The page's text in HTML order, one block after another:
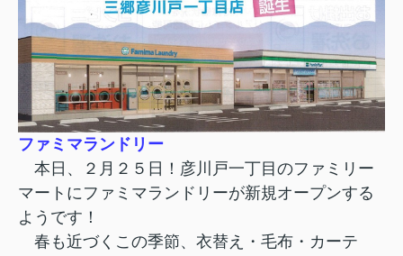
ファミマランドリー
本日、２月２５日！彦川戸一丁目のファミリー
マートにファミマランドリーが新規オープンする
ようです！
春も近づくこの季節、衣替え・毛布・カーテ